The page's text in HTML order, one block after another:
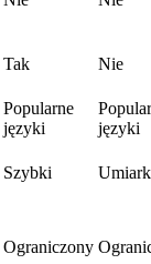
Tak Nie
Popularne
języki
języki
Szybki
Ograniczony